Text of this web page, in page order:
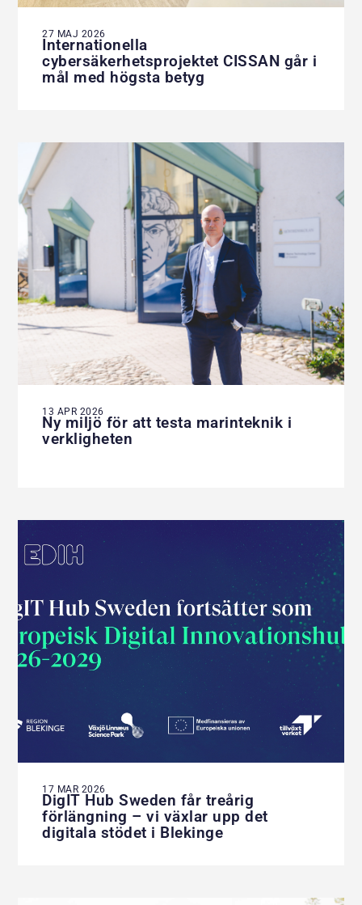
27 MAJ 2026
Internationella
cybersäkerhetsprojektet CISSAN går i
mål med högsta betyg
13 APR 2026
Ny miljö för att testa marinteknik i
verkligheten
17 MAR 2026
DigIT Hub Sweden får treårig
förlängning – vi växlar upp det
digitala stödet i Blekinge